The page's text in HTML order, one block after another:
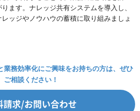
ます。ナレッジ共有システムを導入し、
ッジやノウハウの蓄積に取り組みましょ
業務効率化にご興味をお持ちの方は、ぜひ
ご相談ください！
請求/お問い合わせ